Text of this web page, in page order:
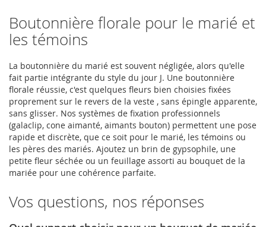
Boutonnière florale pour le marié et
les témoins
La boutonnière du marié est souvent négligée, alors qu'elle
fait partie intégrante du style du jour J. Une boutonnière
florale réussie, c'est quelques fleurs bien choisies fixées
proprement sur le revers de la veste , sans épingle apparente,
sans glisser. Nos systèmes de fixation professionnels
(galaclip, cone aimanté, aimants bouton) permettent une pose
rapide et discrète, que ce soit pour le marié, les témoins ou
les pères des mariés. Ajoutez un brin de gypsophile, une
petite fleur séchée ou un feuillage assorti au bouquet de la
mariée pour une cohérence parfaite.
Vos questions, nos réponses